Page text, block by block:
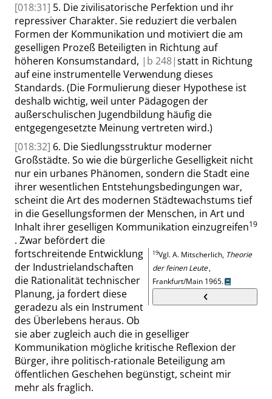
[018:31] 5. Die zivilisatorische Perfektion und ihr
repressiver Charakter. Sie reduziert die verbalen
Formen der Kommunikation und motiviert die am
geselligen Prozeß Beteiligten in Richtung auf
höheren Konsumstandard, | b 248|statt in Richtung
auf eine instrumentelle Verwendung dieses
Standards. (Die Formulierung dieser Hypothese ist
deshalb wichtig, weil unter Pädagogen der
außerschulischen Jugendbildung häufig die
entgegengesetzte Meinung vertreten wird.)
[018:32] 6. Die Siedlungsstruktur moderner
Großstädte. So wie die bürgerliche Geselligkeit nicht
nur ein urbanes Phänomen, sondern die Stadt eine
ihrer wesentlichen Entstehungsbedingungen war,
scheint die Art des modernen Städtewachstums tief
in die Gesellungsformen der Menschen, in Art und
Inhalt ihrer geselligen Kommunikation einzugreifen19
19Vgl. A. Mitscherlich, Theorie
der feinen Leute,
Frankfurt/Main 1965.
. Zwar befördert die
fortschreitende Entwicklung
der Industrielandschaften
die Rationalität technischer
Planung, ja fordert diese
geradezu als ein Instrument
des Überlebens heraus. Ob
sie aber zugleich auch die in geselliger
Kommunikation mögliche kritische Reflexion der
Bürger, ihre politisch-rationale Beteiligung am
öffentlichen Geschehen begünstigt, scheint mir
mehr als fraglich.